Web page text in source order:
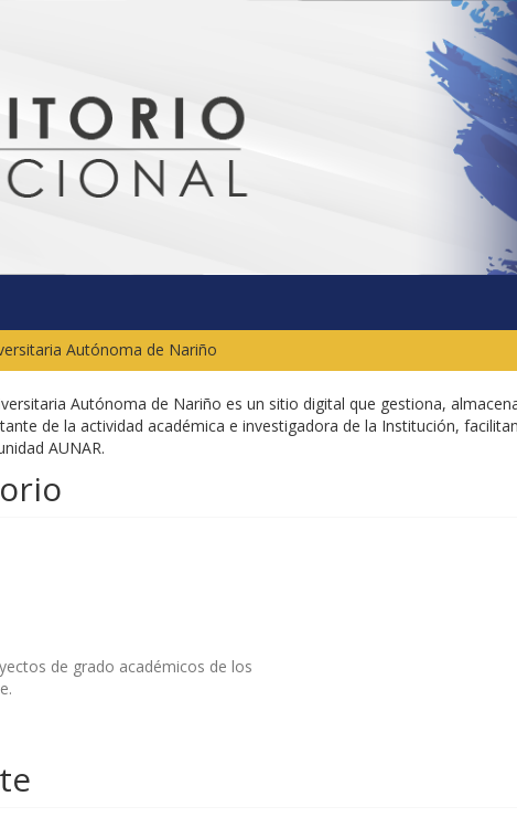
Autónoma de Nariño
Autónoma de Nariño es un sitio digital que gestiona,
de la actividad académica e investigadora de la Institución,
AUNAR.
de grado académicos de los